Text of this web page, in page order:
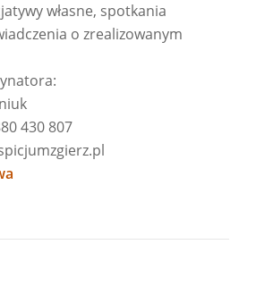
własne, spotkania
o zrealizowanym
430 807